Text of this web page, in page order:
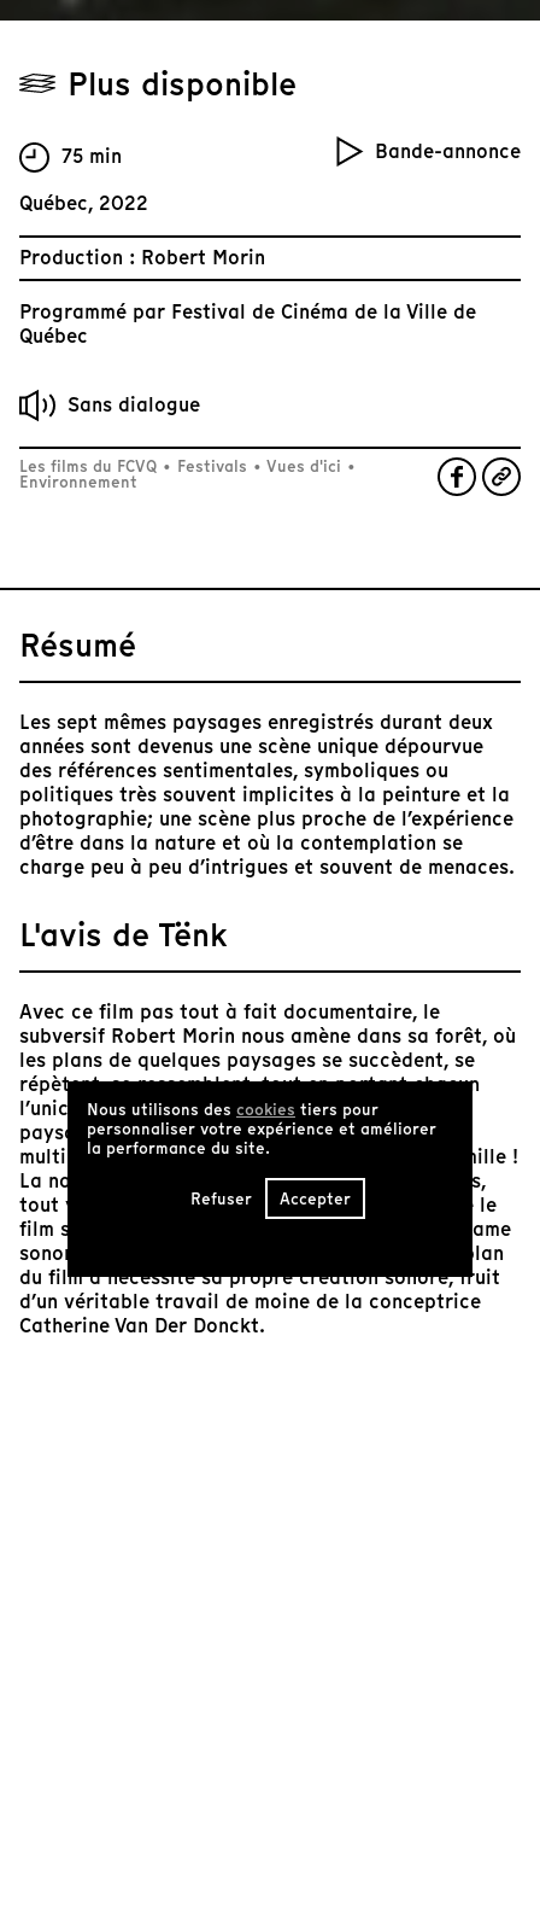
Plus disponible
Bande-annonce
75 min
Québec, 2022
Production : Robert Morin
Programmé par Festival de Cinéma de la Ville de
Québec
Sans dialogue
Les films du FCVQ • Festivals • Vues d'ici •
Environnement
Résumé
Les sept mêmes paysages enregistrés durant deux
années sont devenus une scène unique dépourvue
des références sentimentales, symboliques ou
politiques très souvent implicites à la peinture et la
photographie; une scène plus proche de l’expérience
d’être dans la nature et où la contemplation se
charge peu à peu d’intrigues et souvent de menaces.
L'avis de Tënk
Avec ce film pas tout à fait documentaire, le
subversif Robert Morin nous amène dans sa forêt, où
les plans de quelques paysages se succèdent, se
répètent, se ressemblent, tout en portant chacun
l’unicité du moment. Cette observation lente du
paysage en transformation nous fait réaliser la
multiplicité des saisons ; non pas quatre, mais mille !
La nature ne connaît pas de frontières tranchées,
tout y semble toujours en transition. Et bien que le
film se concentre autour de sept paysages, la trame
sonore est soigneusement développée. Chaque plan
du film a nécessité sa propre création sonore, fruit
d’un véritable travail de moine de la conceptrice
Catherine Van Der Donckt.
Nous utilisons des cookies tiers pour
personnaliser votre expérience et améliorer
la performance du site.
Refuser Accepter